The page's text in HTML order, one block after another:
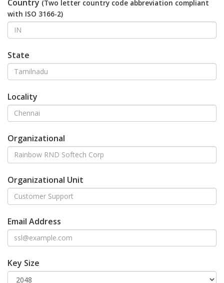
Country (Two letter country code abbreviation compliant
with ISO 3166-2)
State
Locality
Organizational
Organizational Unit
Email Address
Key Size